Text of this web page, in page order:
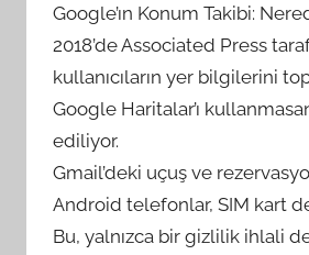
Google’ın Konum Takibi:
2018’de Associated Press
kullanıcıların yer bilgilerini
Google Haritalar’ı
ediliyor.
Gmail’deki uçuş ve
Android telefonlar, SIM kart
Bu, yalnızca bir gizlilik ihlali